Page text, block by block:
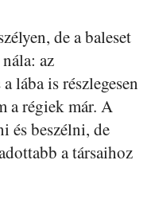
de a baleset
az
lába is részlegesen
a régiek már. A
és beszélni, de
a társaihoz